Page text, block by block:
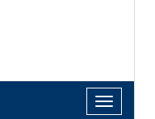
Toggle
navigation